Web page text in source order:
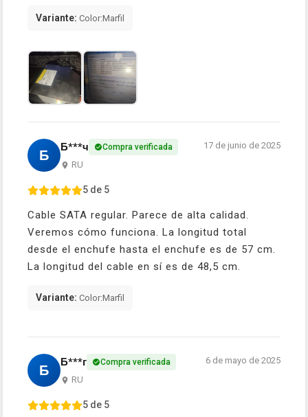
Variante: Color:Marfil
Б Б***ч Compra verificada
RU
17 de junio de 2025
5 de 5
Cable SATA regular. Parece de alta calidad.
Veremos cómo funciona. La longitud total
desde el enchufe hasta el enchufe es de 57 cm.
La longitud del cable en sí es de 48,5 cm.
Variante: Color:Marfil
Б Б***г Compra verificada
RU
6 de mayo de 2025
5 de 5